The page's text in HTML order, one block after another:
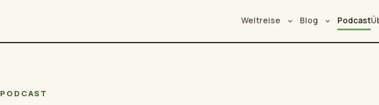
Weltreise Blog Podcast